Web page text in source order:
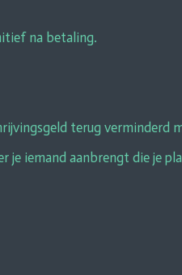
na betaling.
terug verminderd
iemand aanbrengt die je